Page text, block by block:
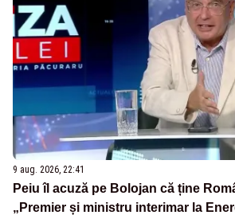
9 aug. 2026, 22:41
Peiu îl acuză pe Bolojan că ține
„Premier și ministru interimar la